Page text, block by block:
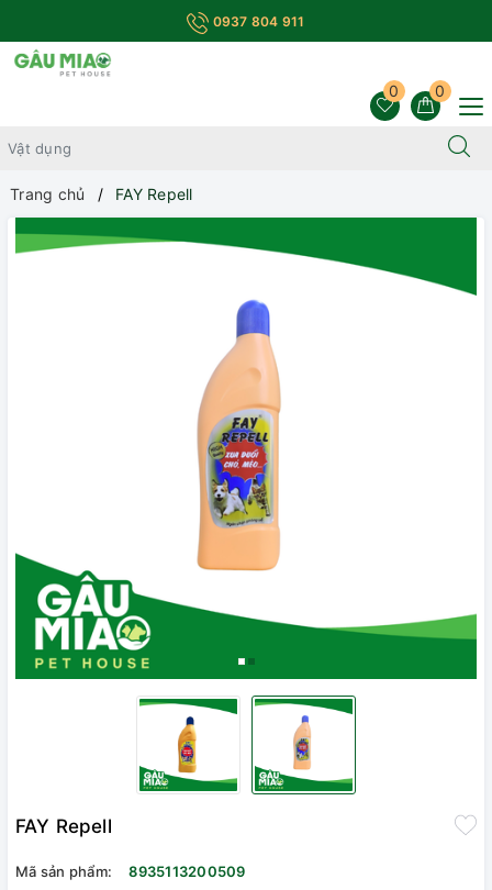
0937 804 911
0
0
Trang chủ FAY Repell
FAY Repell
Mã sản phẩm:
8935113200509